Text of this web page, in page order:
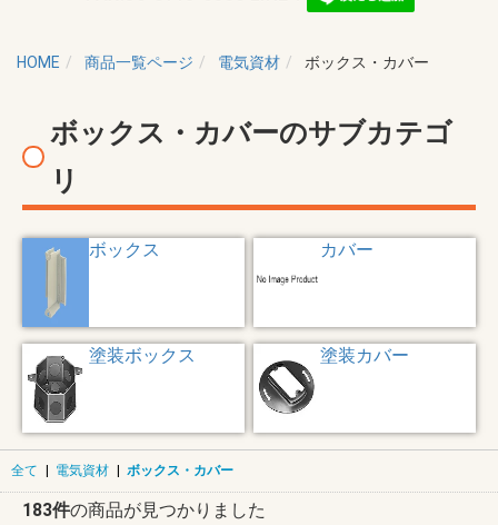
HOME 商品一覧ページ 電気資材 ボックス・カバー
ボックス・カバーのサブカテゴ
リ
ボックス カバー
塗装ボックス 塗装カバー
全て | 電気資材 | ボックス・カバー
183件の商品が見つかりました